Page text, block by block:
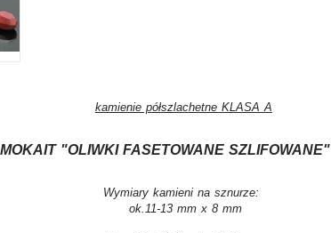
kamienie półszlachetne KLASA A
"OLIWKI FASETOWANE SZLIFOWANE"
Wymiary kamieni na sznurze:
ok.11-13 mm x 8 mm